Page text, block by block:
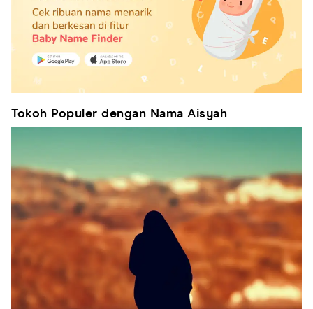
Tokoh Populer dengan Nama Aisyah